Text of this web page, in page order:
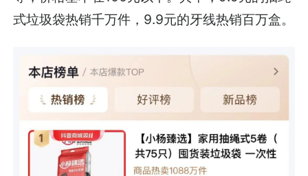
式垃圾袋热销千万件，9.9元的牙线热销百万盒。